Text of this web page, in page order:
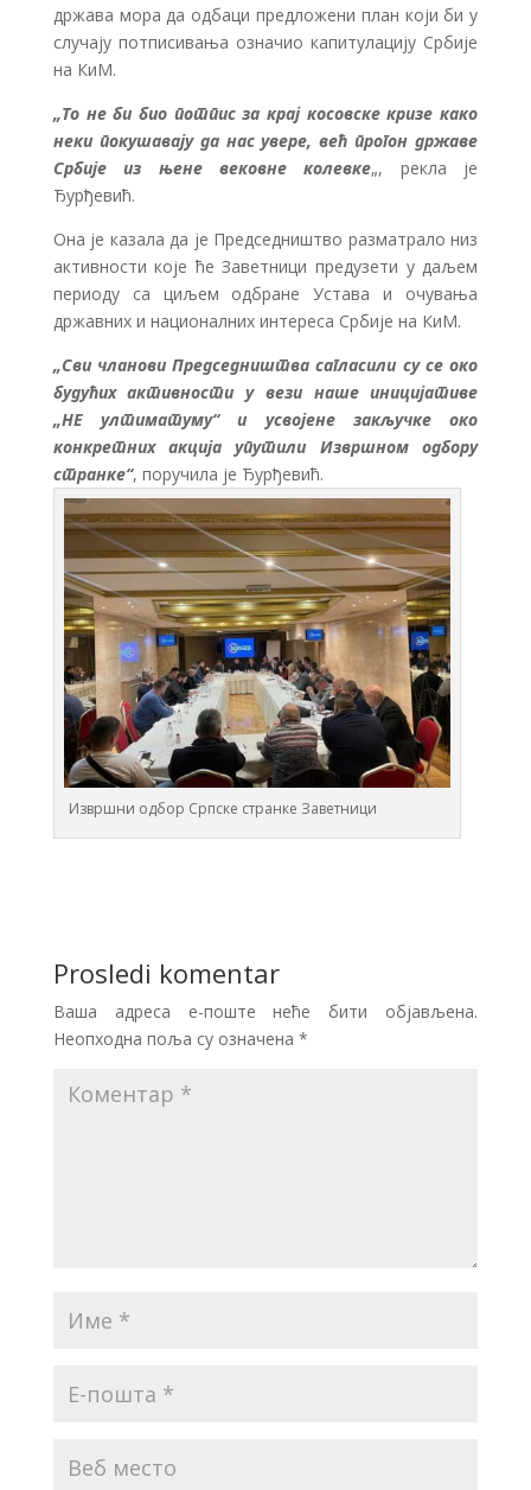
држава мора да одбаци предложени план који би у
случају потписивања означио капитулацију Србије
на КиМ.
„То не би био потпис за крај косовске кризе како
неки покушавају да нас увере, већ прогон државе
Србије из њене вековне колевке„, рекла је
Ђурђевић.
Она је казала да је Председништво разматрало низ
активности које ће Заветници предузети у даљем
периоду са циљем одбране Устава и очувања
државних и националних интереса Србије на КиМ.
„Сви чланови Председништва сагласили су се око
будућих активности у вези наше иницијативе
„НЕ ултиматуму“ и усвојене закључке око
конкретних акција упутили Извршном одбору
странке“, поручила је Ђурђевић.
Извршни одбор Српске странке Заветници
Prosledi komentar
Ваша адреса е-поште неће бити објављена.
Неопходна поља су означена *